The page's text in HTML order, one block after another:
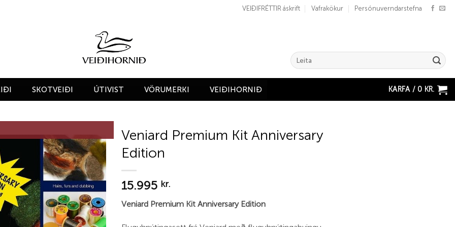
VEIÐIFRÉTTIR áskrift Vafrakökur Persónuverndarstefna
Search
for:
SKOTVEIÐI ÚTIVIST VÖRUMERKI VEIÐIHORNIÐ KARFA / 0 KR.
Add to
wishlist
Veniard Premium Kit Anniversary
Edition
15.995 kr.
Veniard Premium Kit Anniversary Edition